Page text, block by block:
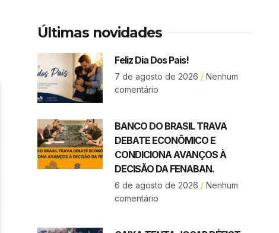
Últimas novidades
Feliz Dia Dos Pais!
7 de agosto de 2026 Nenhum
comentário
BANCO DO BRASIL TRAVA
DEBATE ECONÔMICO E
CONDICIONA AVANÇOS À
DECISÃO DA FENABAN.
6 de agosto de 2026 Nenhum
comentário